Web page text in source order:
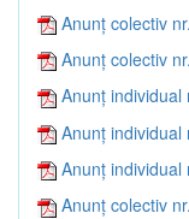
Anunț colectiv
Anunț colectiv
Anunț
Anunț
Anunț
Anunț colectiv